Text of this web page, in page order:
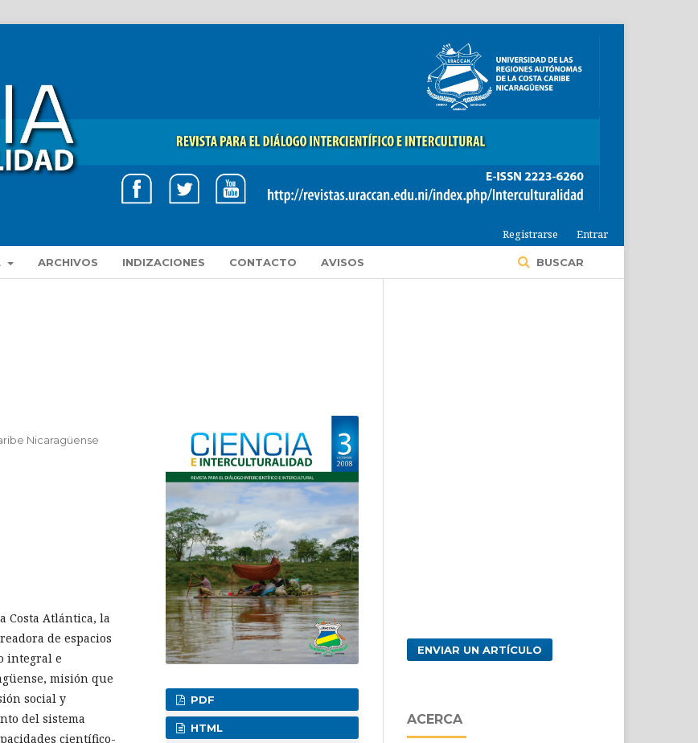
Registrarse Entrar
ARCHIVOS INDIZACIONES CONTACTO AVISOS BUSCAR
Nicaragüense
Costa Atlántica, la
de espacios
integral e
misión que
social y
del sistema
científico-
PDF
HTML
ENVIAR UN ARTÍCULO
ACERCA